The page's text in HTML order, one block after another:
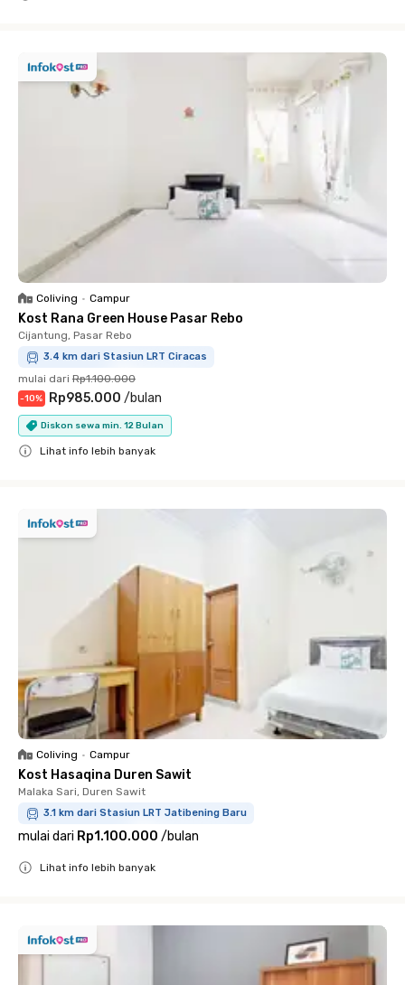
Coliving • Campur
Kost Rana Green House Pasar Rebo
Cijantung, Pasar Rebo
3.4 km dari Stasiun LRT Ciracas
mulai dari Rp1.100.000
-10% Rp985.000 /bulan
Diskon sewa min. 12 Bulan
Lihat info lebih banyak
Coliving • Campur
Kost Hasaqina Duren Sawit
Malaka Sari, Duren Sawit
3.1 km dari Stasiun LRT Jatibening Baru
mulai dari Rp1.100.000 /bulan
Lihat info lebih banyak